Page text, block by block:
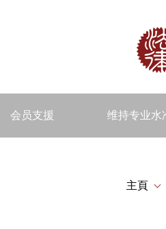
会员支援 维持专业水
主頁